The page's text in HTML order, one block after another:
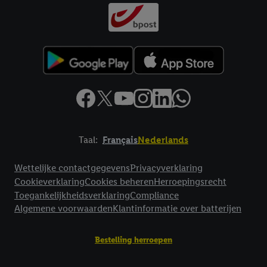
Taal: FrançaisNederlands
Wettelijke contactgegevensPrivacyverklaring
CookieverklaringCookies beherenHerroepingsrecht
ToegankelijkheidsverklaringCompliance
Algemene voorwaardenKlantinformatie over batterijen
Bestelling herroepen